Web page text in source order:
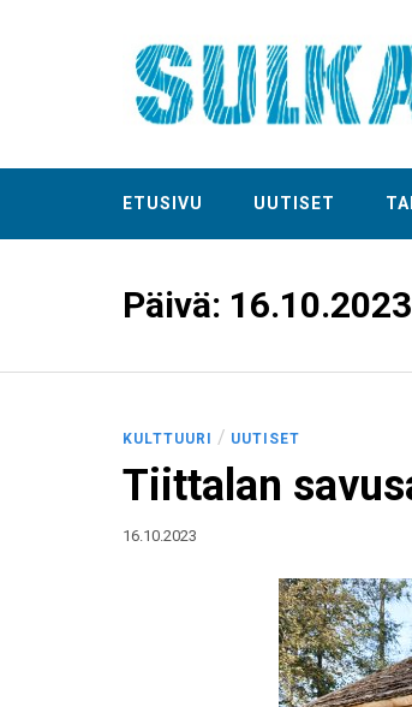
ETUSIVU UUTISET
Päivä: 16.10.2023
KULTTUURI / UUTISET
Tiittalan
16.10.2023